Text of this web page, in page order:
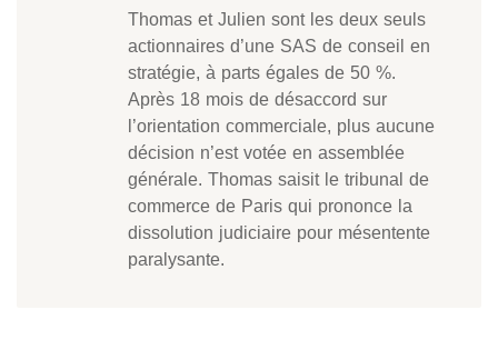
Thomas et Julien sont les deux seuls
actionnaires d’une SAS de conseil en
stratégie, à parts égales de 50 %.
Après 18 mois de désaccord sur
l’orientation commerciale, plus aucune
décision n’est votée en assemblée
générale. Thomas saisit le tribunal de
commerce de Paris qui prononce la
dissolution judiciaire pour mésentente
paralysante.